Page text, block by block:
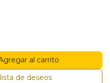
al carrito
de deseos